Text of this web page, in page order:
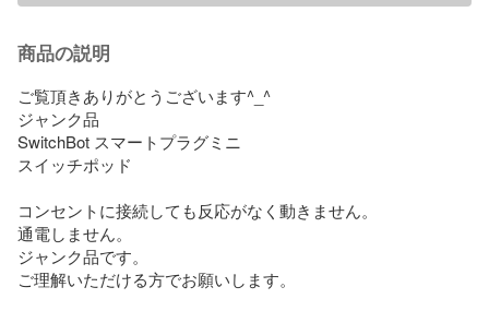
商品の説明
ご覧頂きありがとうございます^_^
ジャンク品
SwitchBot スマートプラグミニ
スイッチポッド
コンセントに接続しても反応がなく動きません。
通電しません。
ジャンク品です。
ご理解いただける方でお願いします。